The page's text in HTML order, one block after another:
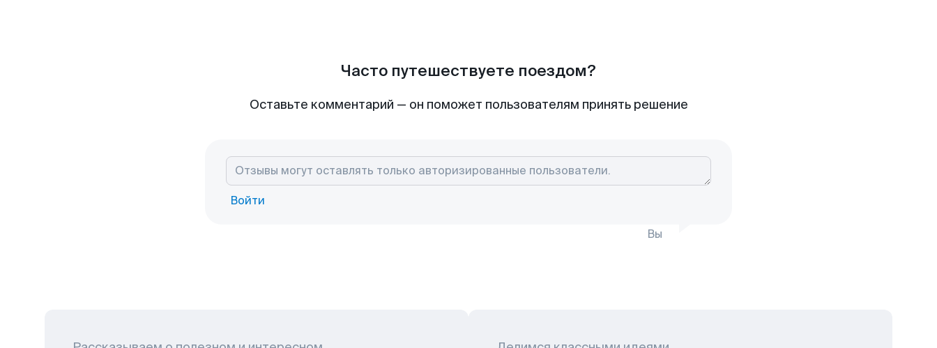
Часто путешествуете поездом?
Оставьте комментарий — он поможет пользователям принять решение
Войти
Вы